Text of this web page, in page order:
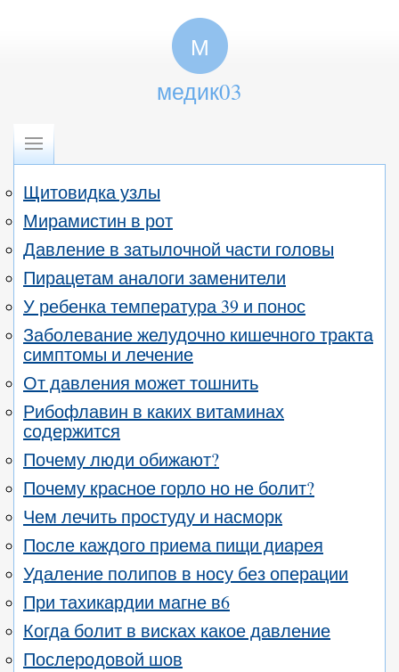
М
медик03
Щитовидка узлы
Мирамистин в рот
Давление в затылочной части головы
Пирацетам аналоги заменители
У ребенка температура 39 и понос
Заболевание желудочно кишечного тракта
симптомы и лечение
От давления может тошнить
Рибофлавин в каких витаминах
содержится
Почему люди обижают?
Почему красное горло но не болит?
Чем лечить простуду и насморк
После каждого приема пищи диарея
Удаление полипов в носу без операции
При тахикардии магне в6
Когда болит в висках какое давление
Послеродовой шов